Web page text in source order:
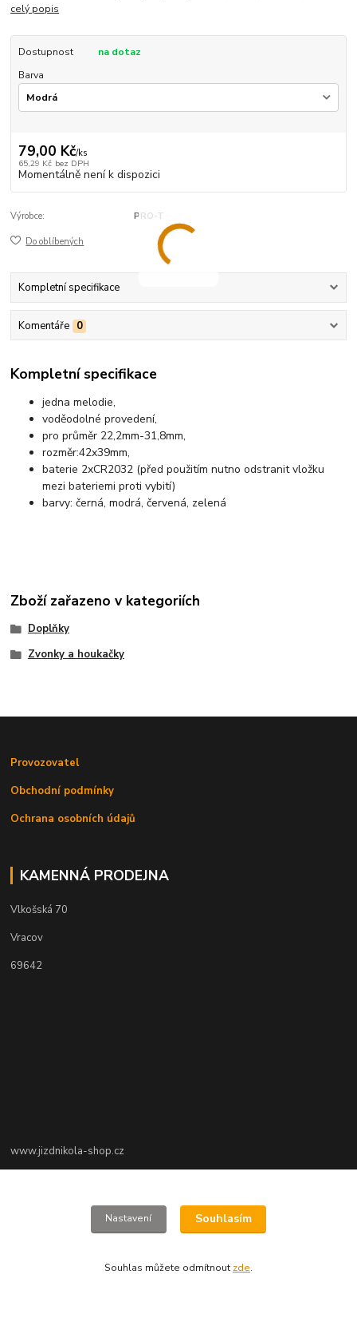
celý popis
Dostupnost
na dotaz
Barva
79,00 Kč/ks
65,29 Kč bez DPH
Momentálně není k dispozici
Výrobce: PRO-T
Do oblíbených
Kompletní specifikace
Komentáře 0
Kompletní specifikace
jedna melodie,
voděodolné provedení,
pro průměr 22,2mm-31,8mm,
rozměr:42x39mm,
baterie 2xCR2032 (před použitím nutno odstranit vložku
mezi bateriemi proti vybití)
barvy: černá, modrá, červená, zelená
Zboží zařazeno v kategoriích
Doplňky
Zvonky a houkačky
Provozovatel
Obchodní podmínky
Ochrana osobních údajů
KAMENNÁ PRODEJNA
Vlkošská 70
Vracov
69642
www.jizdnikola-shop.cz
jizdnikola-shop@email.cz
Nastavení Souhlasím
Souhlas můžete odmítnout zde.